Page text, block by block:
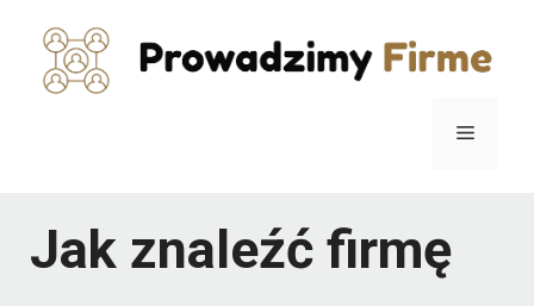
Menu
Jak znaleźć firmę